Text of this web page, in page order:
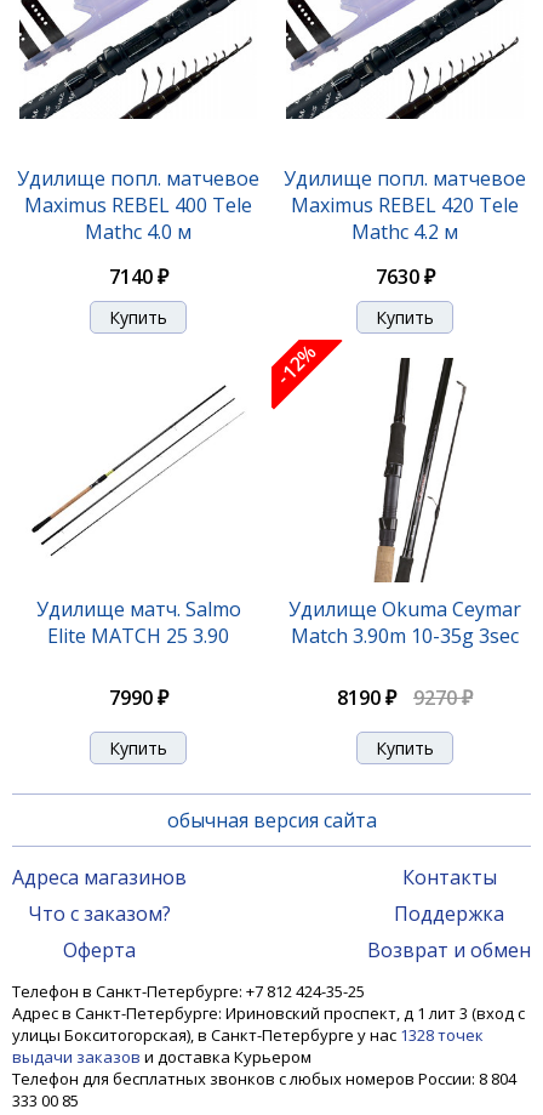
Удилище попл. матчевое
Maximus REBEL 400 Tele
Mathc 4.0 м
7140 ₽
Удилище попл. матчевое
Maximus REBEL 420 Tele
Mathc 4.2 м
7630 ₽
Удилище матч. Salmo
Elite MATCH 25 3.90
7990 ₽
-12%
Удилище Okuma Ceymar
Match 3.90m 10-35g 3sec
8190 ₽ 9270 ₽
обычная версия сайта
Адреса магазинов
Что с заказом?
Оферта
Контакты
Поддержка
Возврат и обмен
Телефон в Санкт-Петербурге: +7 812 424-35-25
Адрес в Санкт-Петербурге: Ириновский проспект, д 1 лит 3 (вход с
улицы Бокситогорская), в Санкт-Петербурге у нас 1328 точек
выдачи заказов и доставка Курьером
Телефон для бесплатных звонков с любых номеров России: 8 804
333 00 85